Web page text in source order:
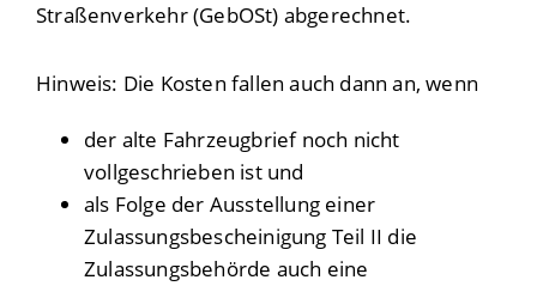
Straßenverkehr (GebOSt) abgerechnet.
Hinweis: Die Kosten fallen auch dann an, wenn
der alte Fahrzeugbrief noch nicht
vollgeschrieben ist und
als Folge der Ausstellung einer
Zulassungsbescheinigung Teil II die
Zulassungsbehörde auch eine